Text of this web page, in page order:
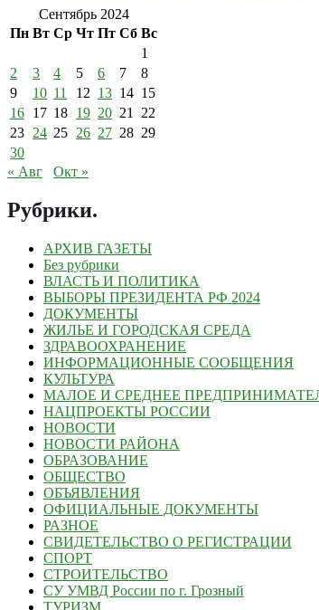
Сентябрь 2024
Пн Вт Ср Чт Пт Сб Вс
1
2
3 4 5 6 7
8
9
10 11 12 13 14 15
16 17 18 19 20 21 22
23 24 25 26 27 28 29
30
« Авг
Окт »
Рубрики.
АРХИВ ГАЗЕТЫ
Без рубрики
ВЛАСТЬ И ПОЛИТИКА
ВЫБОРЫ ПРЕЗИДЕНТА РФ 2024
ДОКУМЕНТЫ
ЖИЛЬЕ И ГОРОДСКАЯ СРЕДА
ЗДРАВООХРАНЕНИЕ
ИНФОРМАЦИОННЫЕ СООБЩЕНИЯ
КУЛЬТУРА
МАЛОЕ И СРЕДНЕЕ
НАЦПРОЕКТЫ РОССИИ
НОВОСТИ
НОВОСТИ РАЙОНА
ОБРАЗОВАНИЕ
ОБЩЕСТВО
ОБЪЯВЛЕНИЯ
ОФИЦИАЛЬНЫЕ ДОКУМЕНТЫ
РАЗНОЕ
СВИДЕТЕЛЬСТВО О РЕГИСТРАЦИИ
СПОРТ
СТРОИТЕЛЬСТВО
СУ УМВД России по г. Грозный